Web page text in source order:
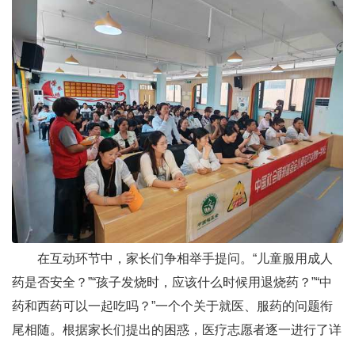
在互动环节中，家长们争相举手提问。“儿童服用成人
药是否安全？”“孩子发烧时，应该什么时候用退烧药？”“中
药和西药可以一起吃吗？”一个个关于就医、服药的问题衔
尾相随。根据家长们提出的困惑，医疗志愿者逐一进行了详